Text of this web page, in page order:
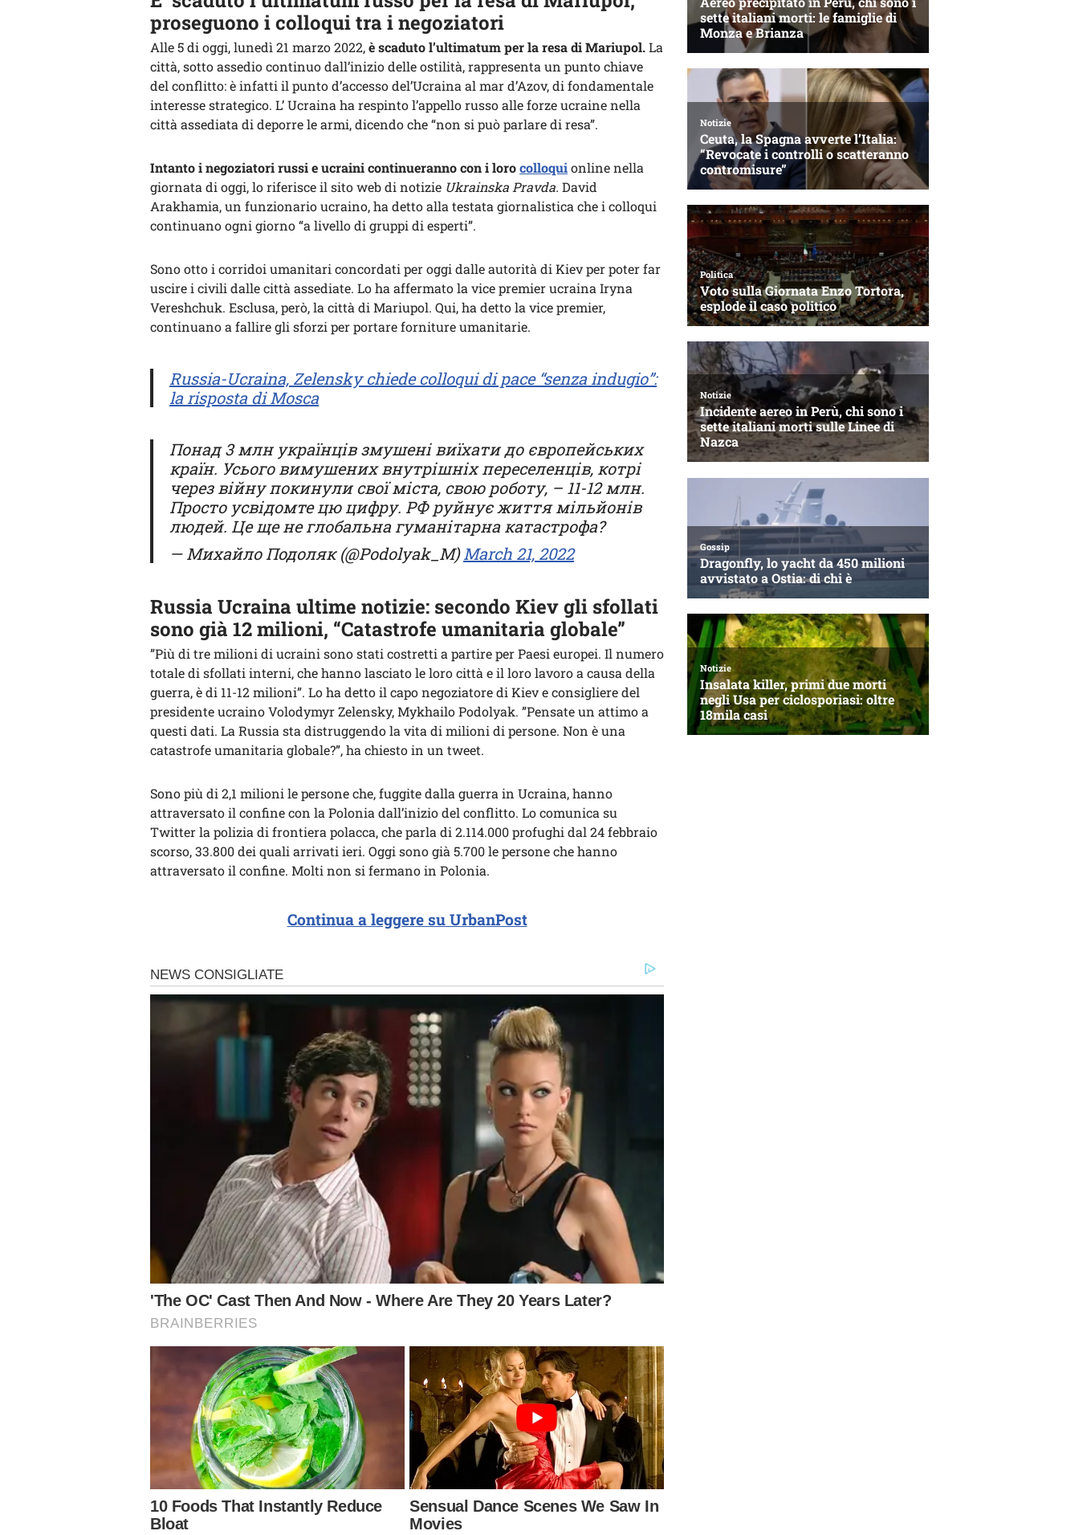
proseguono i colloqui tra i negoziatori
Alle 5 di oggi, lunedì 21 marzo 2022,è scaduto l’ultimatum per la resa di Mariupol.La
città, sotto assedio continuo dall’inizio delle ostilità, rappresenta un punto chiave
del conflitto: è infatti il punto d’accesso del’Ucraina al mar d’Azov, di fondamentale
interesse strategico. L’ Ucraina ha respinto l’appello russo alle forze ucraine nella
città assediata di deporre le armi, dicendo che “non si può parlare di resa”.
Intanto i negoziatori russi e ucraini continueranno con i lorocolloquionline nella
giornata di oggi, lo riferisce il sito web di notizie Ukrainska Pravda. David
Arakhamia, un funzionario ucraino, ha detto alla testata giornalistica che i colloqui
continuano ogni giorno “a livello di gruppi di esperti”.
Sono otto i corridoi umanitari concordati per oggi dalle autorità di Kiev per poter far
uscire i civili dalle città assediate. Lo ha affermato la vice premier ucraina Iryna
Vereshchuk. Esclusa, però, la città di Mariupol. Qui, ha detto la vice premier,
continuano a fallire gli sforzi per portare forniture umanitarie.
Russia-Ucraina, Zelensky chiede colloqui di pace “senza indugio”:
la risposta di Mosca
Понад 3 млн українців змушені виїхати до європейських
країн. Усього вимушених внутрішніх переселенців, котрі
через війну покинули свої міста, свою роботу, – 11-12 млн.
Просто усвідомте цю цифру. РФ руйнує життя мільйонів
людей. Це ще не глобальна гуманітарна катастрофа?
— Михайло Подоляк (@Podolyak_M)March 21, 2022
Russia Ucraina ultime notizie: secondo Kiev gli sfollati
sono già 12 milioni, “Catastrofe umanitaria globale”
”Più di tre milioni di ucraini sono stati costretti a partire per Paesi europei. Il numero
totale di sfollati interni, che hanno lasciato le loro città e il loro lavoro a causa della
guerra, è di 11-12 milioni”. Lo ha detto il capo negoziatore di Kiev e consigliere del
presidente ucraino Volodymyr Zelensky, Mykhailo Podolyak. ”Pensate un attimo a
questi dati. La Russia sta distruggendo la vita di milioni di persone. Non è una
catastrofe umanitaria globale?”, ha chiesto in un tweet.
Sono più di 2,1 milioni le persone che, fuggite dalla guerra in Ucraina, hanno
attraversato il confine con la Polonia dall’inizio del conflitto. Lo comunica su
Twitter la polizia di frontiera polacca, che parla di 2.114.000 profughi dal 24 febbraio
scorso, 33.800 dei quali arrivati ieri. Oggi sono già 5.700 le persone che hanno
attraversato il confine. Molti non si fermano in Polonia.
Continua a leggere su UrbanPost